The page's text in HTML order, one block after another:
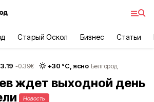
Старый Оскол Бизнес Статьи
-0.39€ +30 °С, ясно Белгород
ждет выходной день
Новость